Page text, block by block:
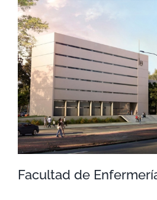
Universidad Católica
Facultad de